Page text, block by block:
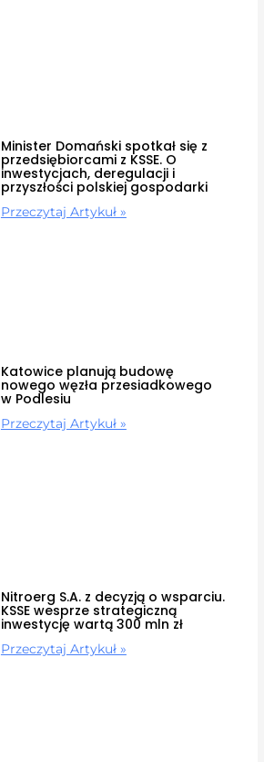
Minister Domański spotkał się z
przedsiębiorcami z KSSE. O
inwestycjach, deregulacji i
przyszłości polskiej gospodarki
Przeczytaj Artykuł »
Katowice planują budowę
nowego węzła przesiadkowego
w Podlesiu
Przeczytaj Artykuł »
Nitroerg S.A. z decyzją o wsparciu.
KSSE wesprze strategiczną
inwestycję wartą 300 mln zł
Przeczytaj Artykuł »